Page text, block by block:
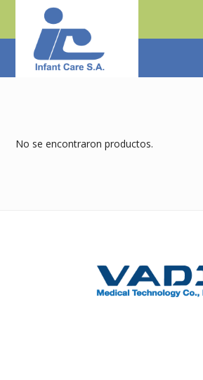
No se encontraron productos.